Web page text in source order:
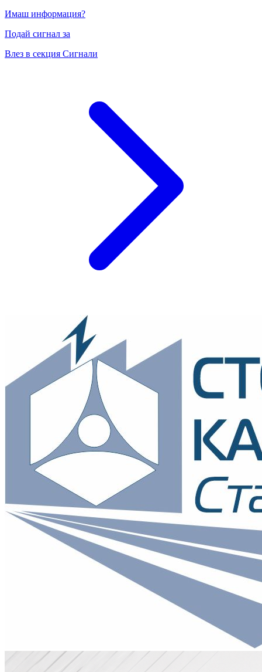
Имаш информация?
Подай сигнал за
Влез в секция Сигнали